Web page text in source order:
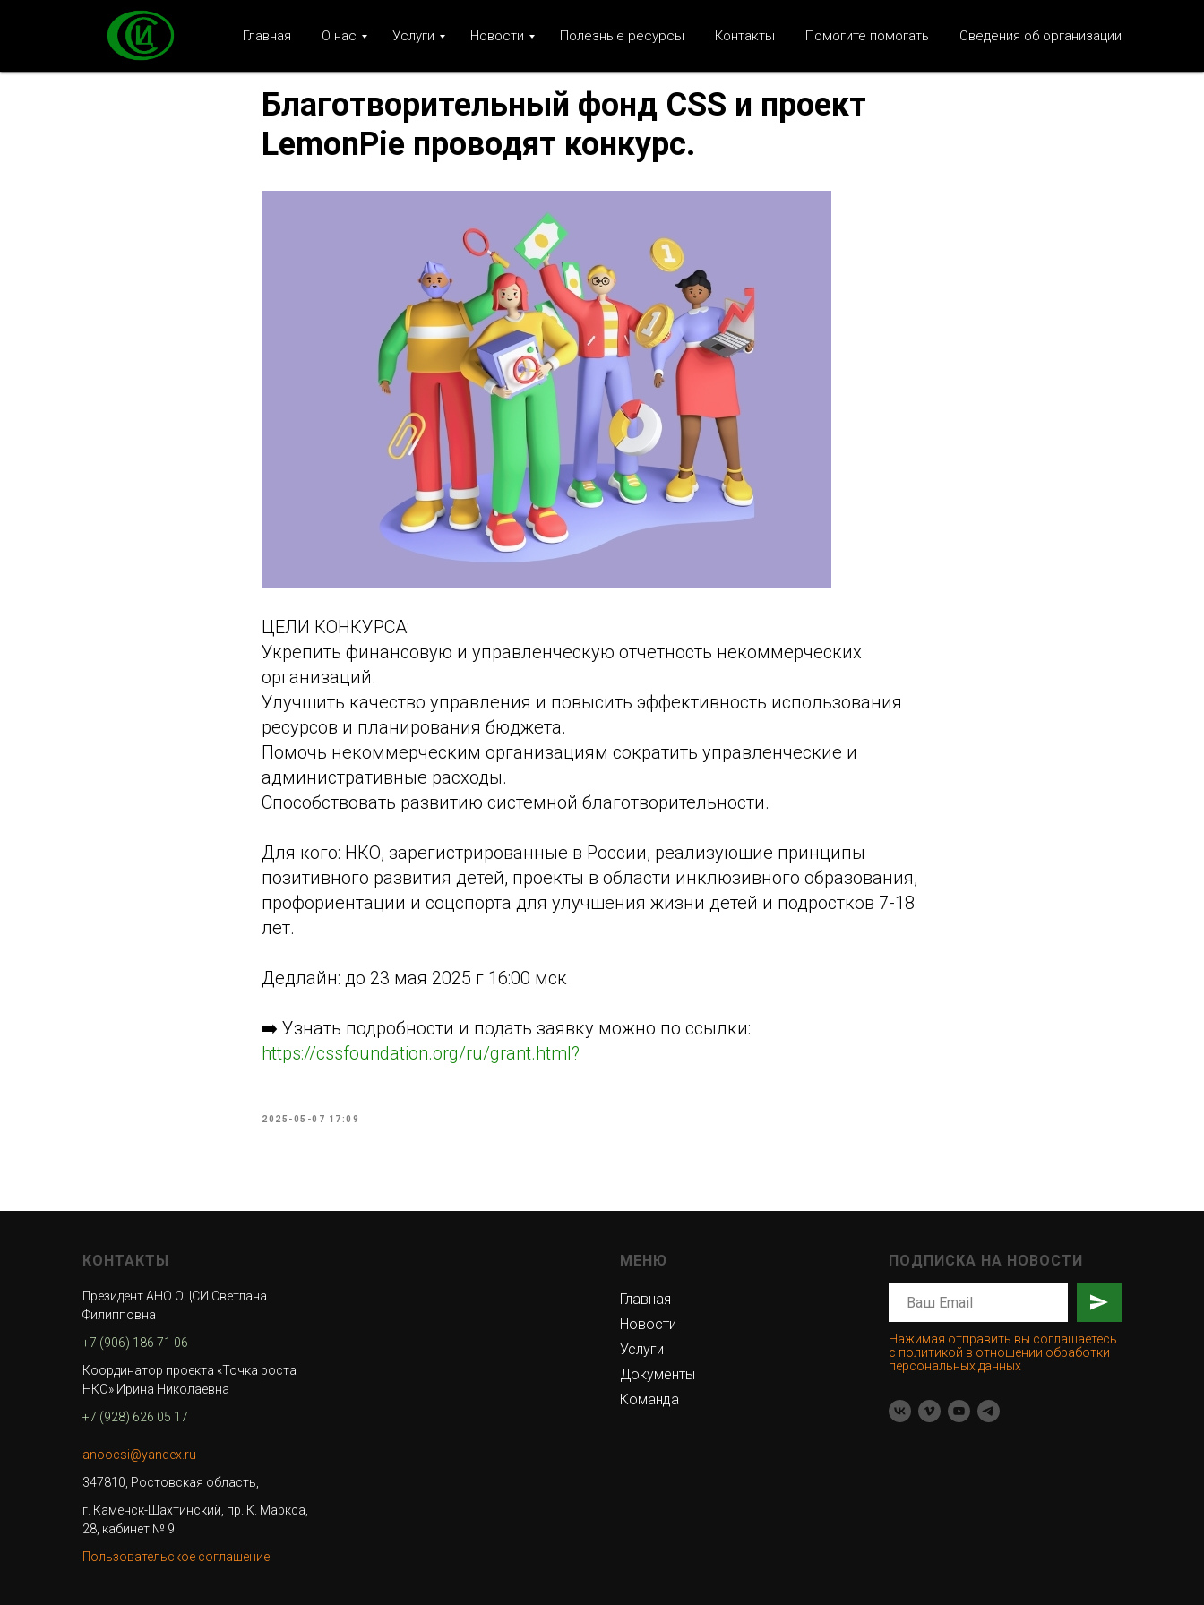
Главная О нас Услуги Новости Полезные ресурсы Контакты Помогите помогать Сведения об организации
Благотворительный фонд CSS и проект
LemonPie проводят конкурс.
ЦЕЛИ КОНКУРСА:
Укрепить финансовую и управленческую отчетность некоммерческих
организаций.
Улучшить качество управления и повысить эффективность использования
ресурсов и планирования бюджета.
Помочь некоммерческим организациям сократить управленческие и
административные расходы.
Способствовать развитию системной благотворительности.
Для кого: НКО, зарегистрированные в России, реализующие принципы
позитивного развития детей, проекты в области инклюзивного образования,
профориентации и соцспорта для улучшения жизни детей и подростков 7-18
лет.
Дедлайн: до 23 мая 2025 г 16:00 мск
➡️ Узнать подробности и подать заявку можно по ссылки:
https://cssfoundation.org/ru/grant.html?
2025-05-07 17:09
КОНТАКТЫ
Президент АНО ОЦСИ Светлана
Филипповна
+7 (906) 186 71 06
Координатор проекта «Точка роста
НКО» Ирина Николаевна
+7 (928) 626 05 17
anoocsi@yandex.ru
347810, Ростовская область,
г. Каменск-Шахтинский, пр. К. Маркса,
28, кабинет № 9.
Пользовательское соглашение
МЕНЮ
Главная
Новости
Услуги
Документы
Команда
ПОДПИСКА НА НОВОСТИ
Нажимая отправить вы соглашаетесь
с политикой в отношении обработки
персональных данных